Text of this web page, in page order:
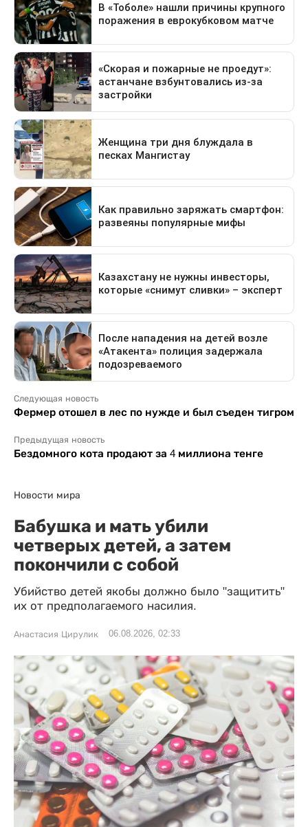
Следующая новость
Фермер отошел в лес по нужде и был съеден тигром
Предыдущая новость
Бездомного кота продают за 4 миллиона тенге
Новости мира
Бабушка и мать убили
четверых детей, а затем
покончили с собой
Убийство детей якобы должно было "защитить"
их от предполагаемого насилия.
Анастасия Цирулик 06.08.2026, 02:33